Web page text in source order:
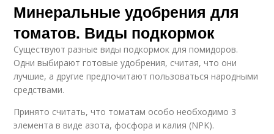
Минеральные удобрения для
томатов. Виды подкормок
Существуют разные виды подкормок для помидоров.
Одни выбирают готовые удобрения, считая, что они
лучшие, а другие предпочитают пользоваться народными
средствами.
Принято считать, что томатам особо необходимо 3
элемента в виде азота, фосфора и калия (NPK).